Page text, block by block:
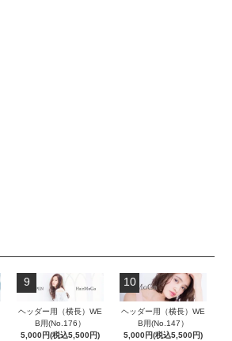
9
ヘッダー用（横長）WE
B用(No.176）
5,000円(税込5,500円)
10
ヘッダー用（横長）WE
B用(No.147）
5,000円(税込5,500円)